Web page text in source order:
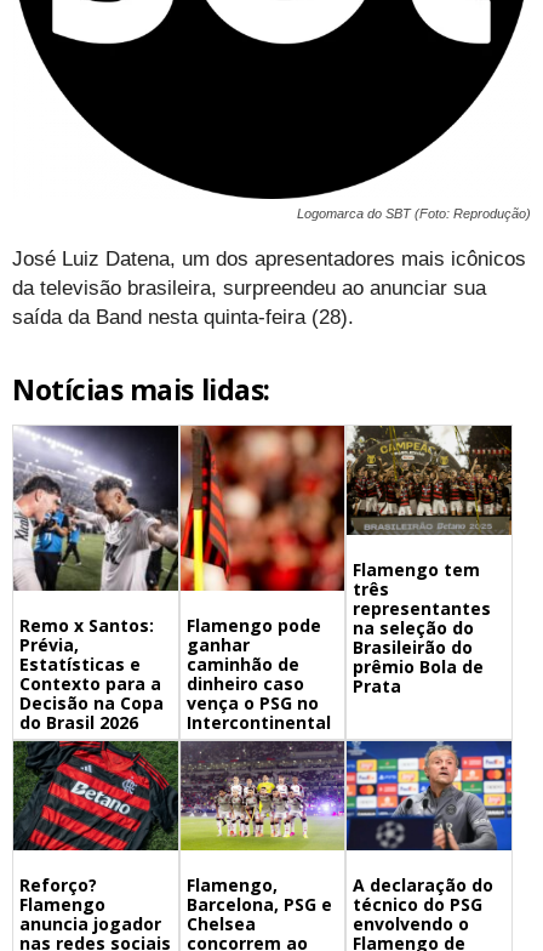
Logomarca do SBT (Foto: Reprodução)
José Luiz Datena, um dos apresentadores mais icônicos
da televisão brasileira, surpreendeu ao anunciar sua
saída da Band nesta quinta-feira (28).
Notícias mais lidas:
Remo x Santos:
Prévia,
Estatísticas e
Contexto para a
Decisão na Copa
do Brasil 2026
Flamengo pode
ganhar
caminhão de
dinheiro caso
vença o PSG no
Intercontinental
Flamengo tem
três
representantes
na seleção do
Brasileirão do
prêmio Bola de
Prata
Reforço?
Flamengo
anuncia jogador
nas redes sociais
Flamengo,
Barcelona, PSG e
Chelsea
concorrem ao
A declaração do
técnico do PSG
envolvendo o
Flamengo de